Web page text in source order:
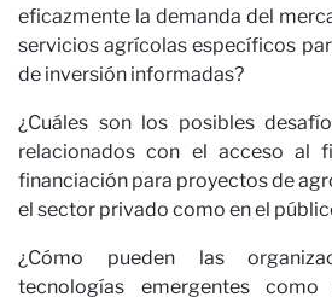
eficazmente la demanda del
servicios agrícolas específicos
de inversión informadas?
¿Cuáles son los posibles
relacionados con el acceso al
financiación para proyectos de
el sector privado como en el
¿Cómo pueden las
tecnologías emergentes